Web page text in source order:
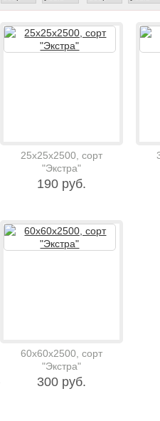
25х25х2500, сорт
"Экстра"
190 руб.
60х60х2500, сорт
"Экстра"
300 руб.